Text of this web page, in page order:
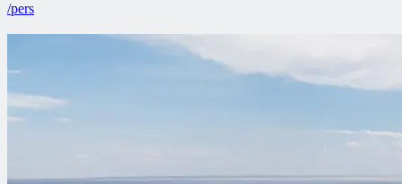
/pers